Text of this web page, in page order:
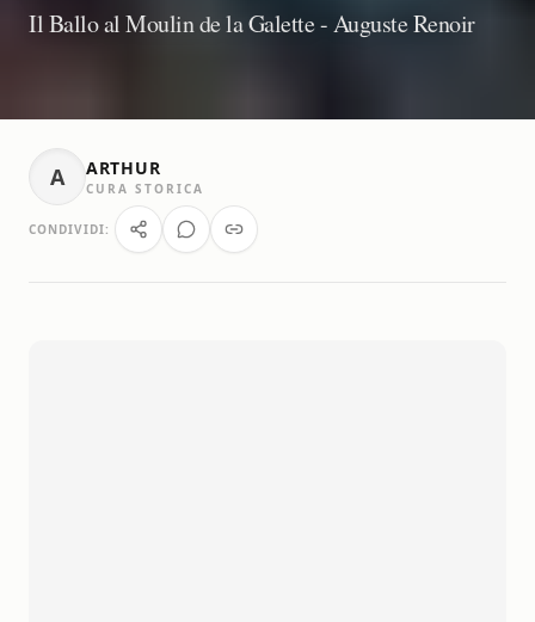
Il Ballo al Moulin de la Galette - Auguste Renoir
A ARTHUR
CURA STORICA
CONDIVIDI: